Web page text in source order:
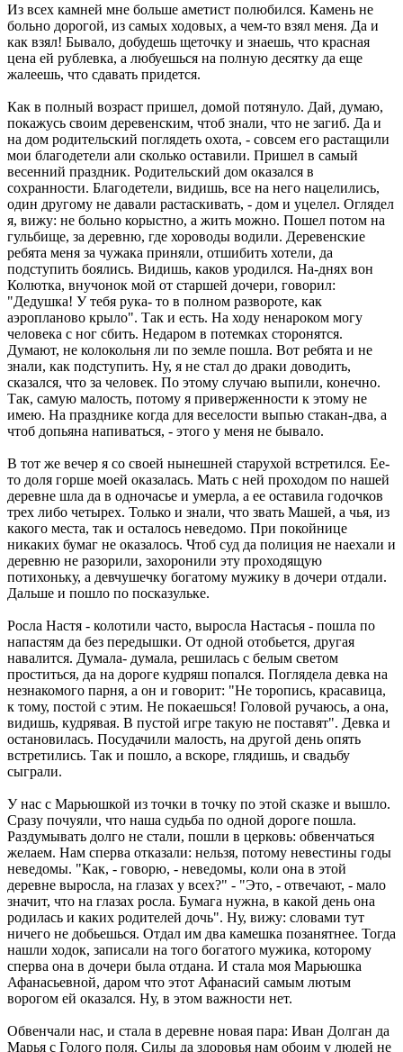
Из всех камней мне больше аметист полюбился. Камень не
больно дорогой, из самых ходовых, а чем-то взял меня. Да и
как взял! Бывало, добудешь щеточку и знаешь, что красная
цена ей рублевка, а любуешься на полную десятку да еще
жалеешь, что сдавать придется.
Как в полный возраст пришел, домой потянуло. Дай, думаю,
покажусь своим деревенским, чтоб знали, что не загиб. Да и
на дом родительский поглядеть охота, - совсем его растащили
мои благодетели али сколько оставили. Пришел в самый
весенний праздник. Родительский дом оказался в
сохранности. Благодетели, видишь, все на него нацелились,
один другому не давали растаскивать, - дом и уцелел. Оглядел
я, вижу: не больно корыстно, а жить можно. Пошел потом на
гульбище, за деревню, где хороводы водили. Деревенские
ребята меня за чужака приняли, отшибить хотели, да
подступить боялись. Видишь, каков уродился. На-днях вон
Колютка, внучонок мой от старшей дочери, говорил:
"Дедушка! У тебя рука- то в полном развороте, как
аэропланово крыло". Так и есть. На ходу ненароком могу
человека с ног сбить. Недаром в потемках сторонятся.
Думают, не колокольня ли по земле пошла. Вот ребята и не
знали, как подступить. Ну, я не стал до драки доводить,
сказался, что за человек. По этому случаю выпили, конечно.
Так, самую малость, потому я приверженности к этому не
имею. На празднике когда для веселости выпью стакан-два, а
чтоб допьяна напиваться, - этого у меня не бывало.
В тот же вечер я со своей нынешней старухой встретился. Ее-
то доля горше моей оказалась. Мать с ней проходом по нашей
деревне шла да в одночасье и умерла, а ее оставила годочков
трех либо четырех. Только и знали, что звать Машей, а чья, из
какого места, так и осталось неведомо. При покойнице
никаких бумаг не оказалось. Чтоб суд да полиция не наехали и
деревню не разорили, захоронили эту проходящую
потихоньку, а девчушечку богатому мужику в дочери отдали.
Дальше и пошло по посказульке.
Росла Настя - колотили часто, выросла Настасья - пошла по
напастям да без передышки. От одной отобьется, другая
навалится. Думала- думала, решилась с белым светом
проститься, да на дороге кудряш попался. Поглядела девка на
незнакомого парня, а он и говорит: "Не торопись, красавица,
к тому, постой с этим. Не покаешься! Головой ручаюсь, а она,
видишь, кудрявая. В пустой игре такую не поставят". Девка и
остановилась. Посудачили малость, на другой день опять
встретились. Так и пошло, а вскоре, глядишь, и свадьбу
сыграли.
У нас с Марьюшкой из точки в точку по этой сказке и вышло.
Сразу почуяли, что наша судьба по одной дороге пошла.
Раздумывать долго не стали, пошли в церковь: обвенчаться
желаем. Нам сперва отказали: нельзя, потому невестины годы
неведомы. "Как, - говорю, - неведомы, коли она в этой
деревне выросла, на глазах у всех?" - "Это, - отвечают, - мало
значит, что на глазах росла. Бумага нужна, в какой день она
родилась и каких родителей дочь". Ну, вижу: словами тут
ничего не добьешься. Отдал им два камешка позанятнее. Тогда
нашли ходок, записали на того богатого мужика, которому
сперва она в дочери была отдана. И стала моя Марьюшка
Афанасьевной, даром что этот Афанасий самым лютым
ворогом ей оказался. Ну, в этом важности нет.
Обвенчали нас, и стала в деревне новая пара: Иван Долган да
Марья с Голого поля. Силы да здоровья нам обоим у людей не